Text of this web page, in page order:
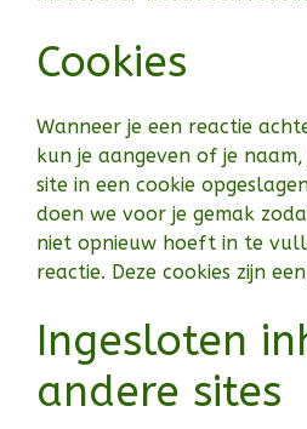
Cookies
Wanneer je een reactie
kun je aangeven of je
site in een cookie
doen we voor je gemak
niet opnieuw hoeft in te
reactie. Deze cookies zijn
Ingesloten
andere sites